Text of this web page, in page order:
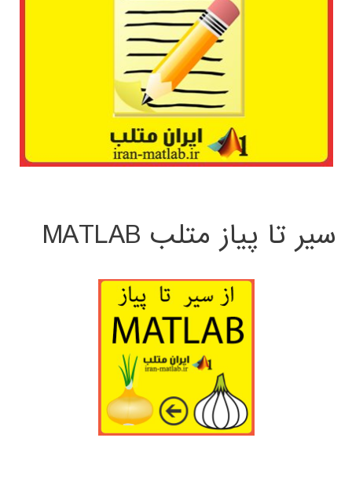
سیر تا پیاز متلب MATLAB